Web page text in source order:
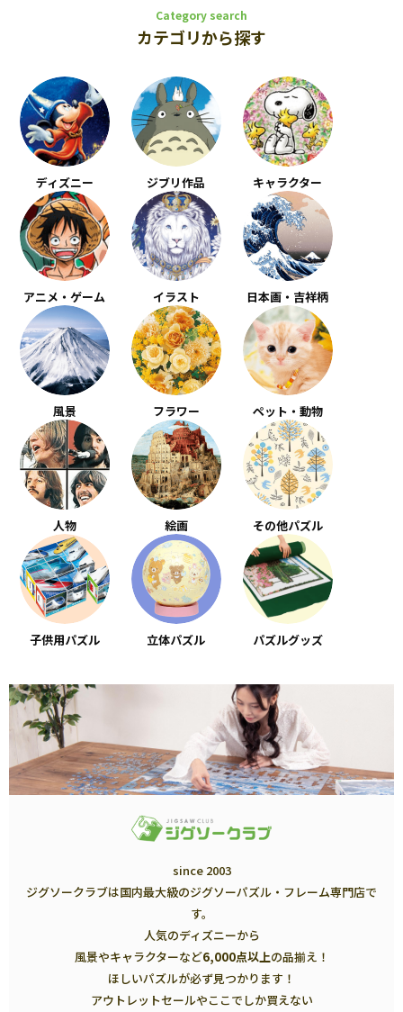
Category search
カテゴリから探す
ディズニー ジブリ作品 キャラクター
アニメ・ゲーム イラスト 日本画・吉祥柄
風景 フラワー ペット・動物
人物 絵画 その他パズル
子供用パズル 立体パズル パズルグッズ
since 2003
ジグソークラブは国内最大級のジグソーパズル・フレーム専門店で
す。
人気のディズニーから
風景やキャラクターなど6,000点以上の品揃え！
ほしいパズルが必ず見つかります！
アウトレットセールやここでしか買えない